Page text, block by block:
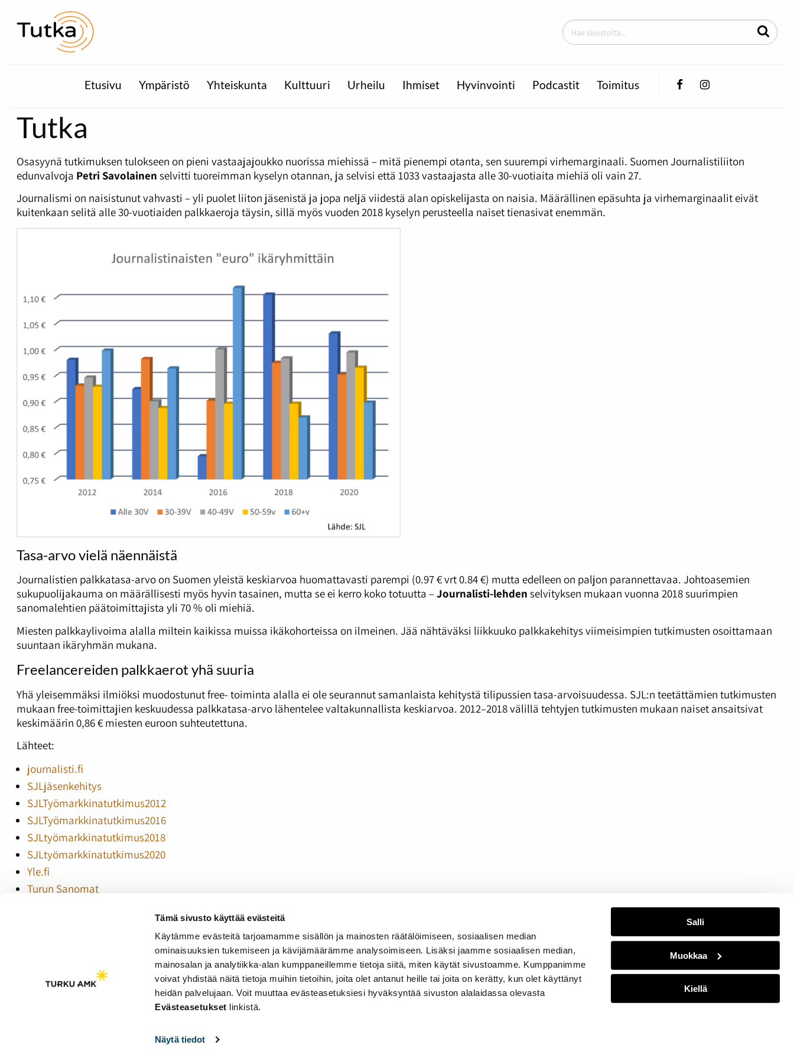
Tämä sivusto käyttää evästeitä
Käytämme evästeitä tarjoamamme sisällön ja mainosten räätälöimiseen, sosiaalisen median
ominaisuuksien tukemiseen ja kävijämäärämme analysoimiseen. Lisäksi jaamme sosiaalisen median,
mainosalan ja analytiikka-alan kumppaneillemme tietoja siitä, miten käytät sivustoamme. Kumppanimme
voivat yhdistää näitä tietoja muihin tietoihin, joita olet antanut heille tai joita on kerätty, kun olet käyttänyt
heidän palvelujaan. Voit muuttaa evästeasetuksiesi hyväksyntää sivuston alalaidassa olevasta
Evästeasetukset linkistä.
Näytä tiedot
Salli
Muokkaa
Kiellä
Etusivu Ympäristö Yhteiskunta Kulttuuri Urheilu Ihmiset Hyvinvointi Podcastit Toimitus FacebookInstagram
Tutka
Osasyynä tutkimuksen tulokseen on pieni vastaajajoukko nuorissa miehissä – mitä pienempi otanta, sen suurempi virhemarginaali. Suomen Journalistiliiton
edunvalvoja Petri Savolainen selvitti tuoreimman kyselyn otannan, ja selvisi että 1033 vastaajasta alle 30-vuotiaita miehiä oli vain 27.
Journalismi on naisistunut vahvasti – yli puolet liiton jäsenistä ja jopa neljä viidestä alan opiskelijasta on naisia. Määrällinen epäsuhta ja virhemarginaalit eivät
kuitenkaan selitä alle 30-vuotiaiden palkkaeroja täysin, sillä myös vuoden 2018 kyselyn perusteella naiset tienasivat enemmän.
Tasa-arvo vielä näennäistä
Journalistien palkkatasa-arvo on Suomen yleistä keskiarvoa huomattavasti parempi (0.97 € vrt 0.84 €) mutta edelleen on paljon parannettavaa. Johtoasemien
sukupuolijakauma on määrällisesti myös hyvin tasainen, mutta se ei kerro koko totuutta –Journalisti-lehden selvityksen mukaan vuonna 2018 suurimpien
sanomalehtien päätoimittajista yli 70 % oli miehiä.
Miesten palkkaylivoima alalla miltein kaikissa muissa ikäkohorteissa on ilmeinen. Jää nähtäväksi liikkuuko palkkakehitys viimeisimpien tutkimusten osoittamaan
suuntaan ikäryhmän mukana.
Freelancereiden palkkaerot yhä suuria
Yhä yleisemmäksi ilmiöksi muodostunut free- toiminta alalla ei ole seurannut samanlaista kehitystä tilipussien tasa-arvoisuudessa. SJL:n teetättämien tutkimusten
mukaan free-toimittajien keskuudessa palkkatasa-arvo lähentelee valtakunnallista keskiarvoa. 2012–2018 välillä tehtyjen tutkimusten mukaan naiset ansaitsivat
keskimäärin 0,86 € miesten euroon suhteutettuna.
Lähteet:
journalisti.fi
SJLjäsenkehitys
SJLTyömarkkinatutkimus2012
SJLTyömarkkinatutkimus2016
SJLtyömarkkinatutkimus2018
SJLtyömarkkinatutkimus2020
Yle.fi
Turun Sanomat
SJLfreelancetyömarkkinatutkimus2014
SJLfreelancetyömarkkinatutkimus2017
SJLfreelancemarkkinatutkimus-2018.pdf